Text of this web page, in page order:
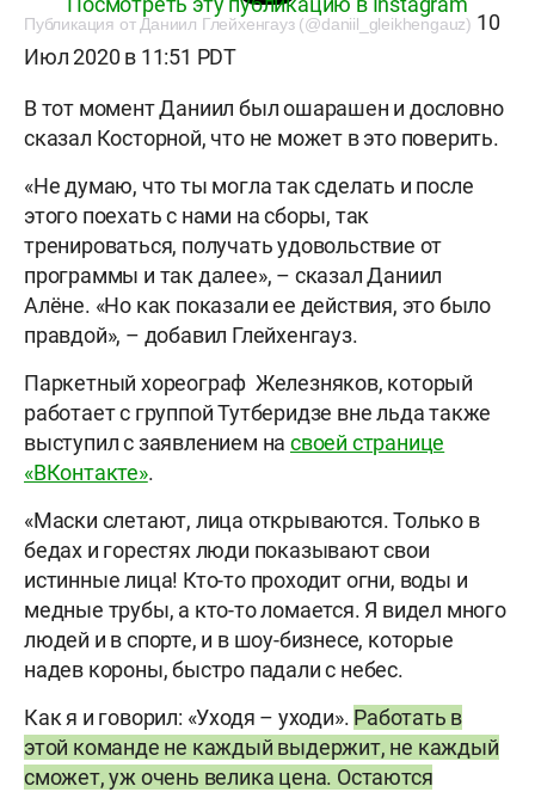
Публикация от Даниил Глейхенгауз (@daniil_gleikhengauz) 10
Июл 2020 в 11:51 PDT
В тот момент Даниил был ошарашен и дословно
сказал Косторной, что не может в это поверить.
«Не думаю, что ты могла так сделать и после
этого поехать с нами на сборы, так
тренироваться, получать удовольствие от
программы и так далее», – сказал Даниил
Алёне. «Но как показали ее действия, это было
правдой», – добавил Глейхенгауз.
Паркетный хореограф Железняков, который
работает с группой Тутберидзе вне льда также
выступил с заявлением насвоей странице
«ВКонтакте».
«Маски слетают, лица открываются. Только в
бедах и горестях люди показывают свои
истинные лица! Кто-то проходит огни, воды и
медные трубы, а кто-то ломается. Я видел много
людей и в спорте, и в шоу-бизнесе, которые
надев короны, быстро падали с небес.
Как я и говорил: «Уходя – уходи». Работать в
этой команде не каждый выдержит, не каждый
сможет, уж очень велика цена. Остаются